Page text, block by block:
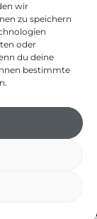
wir
zu speichern
oder
du deine
bestimmte
by: